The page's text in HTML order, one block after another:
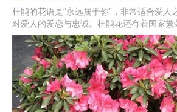
杜鹃的花语是“永远属于你”，非常适合爱人
对爱人的爱恋与忠诚。杜鹃花还有着国家繁
谊长存的美好寓意。除此之外，杜鹃花还代
乡对爱人的思念，对家人的想念的寓意，所
达一下思念的情感。